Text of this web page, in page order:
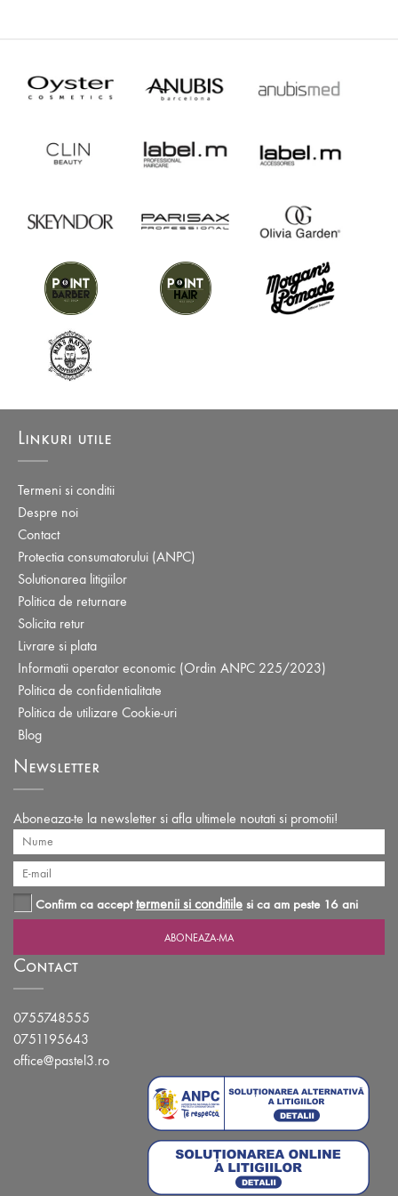
Linkuri utile
Termeni si conditii
Despre noi
Contact
Protectia consumatorului (ANPC)
Solutionarea litigiilor
Politica de returnare
Solicita retur
Livrare si plata
Informatii operator economic (Ordin ANPC 225/2023)
Politica de confidentialitate
Politica de utilizare Cookie-uri
Blog
Newsletter
Aboneaza-te la newsletter si afla ultimele noutati si promotii!
Confirm ca accepttermenii si conditiile si ca am peste 16 ani
Contact
0755748555
0751195643
office@pastel3.ro